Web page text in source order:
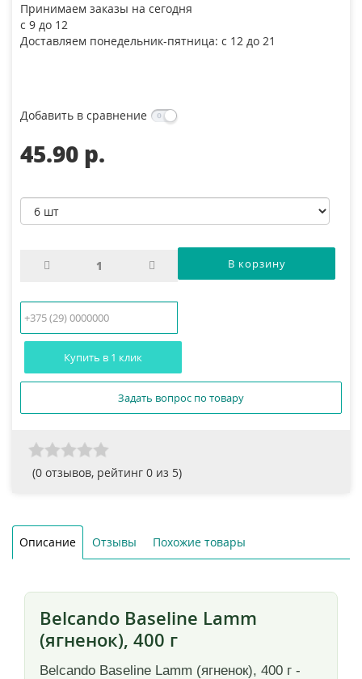
Принимаем заказы на сегодня
с 9 до 12
Доставляем понедельник-пятница: с 12 до 21
Добавить в сравнение
45.90 p.
Купить в 1 клик
Задать вопрос по товару
(0 отзывов, рейтинг 0 из 5)
Описание Отзывы Похожие товары
Belcando Baseline Lamm
(ягненок), 400 г
Belcando Baseline Lamm (ягненок), 400 г -